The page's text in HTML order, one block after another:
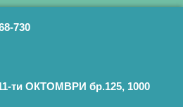
730
ти ОКТОМВРИ бр.125, 1000